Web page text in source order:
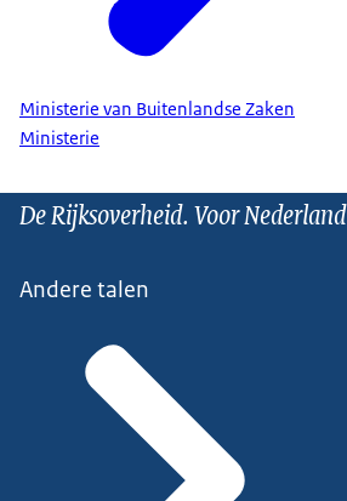
Ministerie van Buitenlandse Zaken
Ministerie
De Rijksoverheid. Voor Nederland
Andere talen